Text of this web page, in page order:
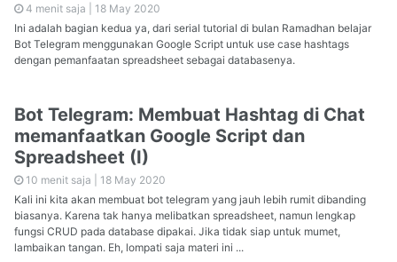
4 menit saja | 18 May 2020
Ini adalah bagian kedua ya, dari serial tutorial di bulan Ramadhan belajar
Bot Telegram menggunakan Google Script untuk use case hashtags
dengan pemanfaatan spreadsheet sebagai databasenya.
Bot Telegram: Membuat Hashtag di Chat
memanfaatkan Google Script dan
Spreadsheet (I)
10 menit saja | 18 May 2020
Kali ini kita akan membuat bot telegram yang jauh lebih rumit dibanding
biasanya. Karena tak hanya melibatkan spreadsheet, namun lengkap
fungsi CRUD pada database dipakai. Jika tidak siap untuk mumet,
lambaikan tangan. Eh, lompati saja materi ini ...